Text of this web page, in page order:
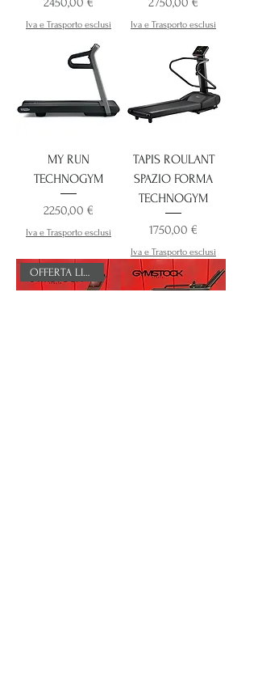
Iva e Trasporto esclusi Iva e Trasporto esclusi
MY RUN
TECHNOGYM
Prezzo
2250,00 €
Iva e Trasporto esclusi
TAPIS ROULANT
SPAZIO FORMA
TECHNOGYM
Prezzo
1750,00 €
Iva e Trasporto esclusi
OFFERTA LIMITATA